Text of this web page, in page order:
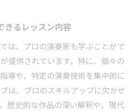
きるレッスン内容
は、プロの演奏家も学ぶことがで
提供されています。特に、個々の
導や、特定の演奏技術を集中的に
は、プロのスキルアップに欠かせ
歴史的な作品の深い解釈や、現代